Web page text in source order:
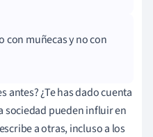
con muñecas y no con
antes? ¿Te has dado cuenta
sociedad pueden influir en
a otras, incluso a los